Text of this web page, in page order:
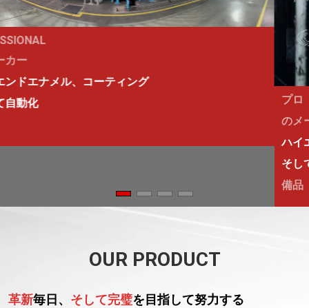
プロ
OUR PRODUCT
革新毎日、 そして完璧を目指して努力する